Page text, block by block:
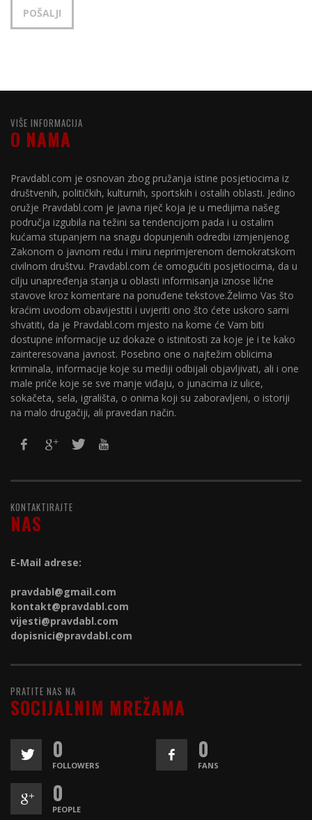
VIŠE INFORMACIJA
O NAMA
Pravdabl.com je osnovan zbog pružanja istine posjetiocima iz
društvenih, političkih, kulturnih, sportskih i ostalih oblasti. Jedino
oružje Pravdabl.com je javna riječ koja je u medijima našeg
područja izgubila na težini sa tendencijom pada i u ostalim
kućama stupanjem na snagu dopunjenih odredbi izmjenjenog
Zakonom o javnom redu i miru neprimjerenom demokratskom
civilnom društvu. Pravdabl.com će omogućiti posjetiocima, da u
cilju unapređenja stanja u oblasti informisanja iznose lične
stavove kroz komentare na ponuđene tekstove.Želimo Vas što
kraćim uvodom obavijestiti i uvjeriti ono što ćete uskoro sami
shvatiti, da je Pravdabl.com mjesto na kome će Vam biti
dostupne informacije uz dokaze o istinitosti za koje je i te kako
zainteresovana javnost. Posebno one o najtežim oblicima
kriminala, informacije koje su mediji odbijali objavljivati, ali i one
male priče koje se sve manje viđaju, o junacima iz ulice,
sokačeta, sela, igrališta, o onima koji su zaboravljeni, o istoriji
na malo drugačiji, ali pravedan način.
KONTAKTIRAJTE
NAS
E-Mail adrese:
pravdabl@gmail.com
kontakt@pravdabl.com
vijesti@pravdabl.com
dopisnici@pravdabl.com
PRATITE NAS NA
SOCIJALNIM MREŽAMA
0
FOLLOWERS
0
FANS
0
PEOPLE